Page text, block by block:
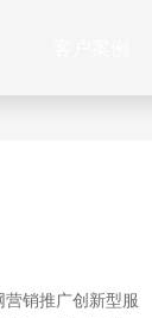
销推广创新型服